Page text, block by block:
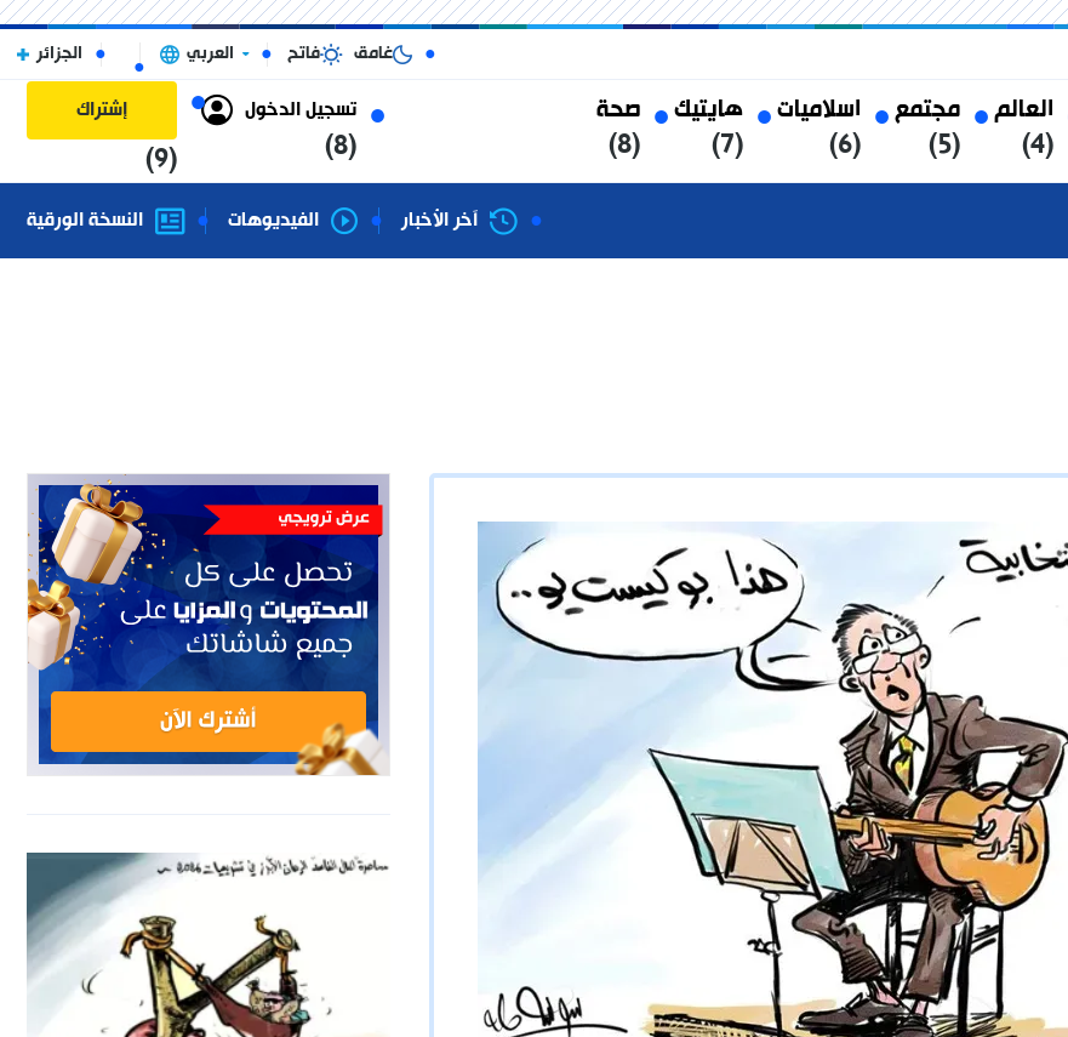
العالم
(4)
مجتمع
(5)
اسلاميات
(6)
هايتيك
(7)
صحة
(8)
تسجيل الدخول
(8)
إشتراك
(9)
غامق فاتح العربي الجزائر
آخر الأخبار الفيديوهات النسخة الورقية